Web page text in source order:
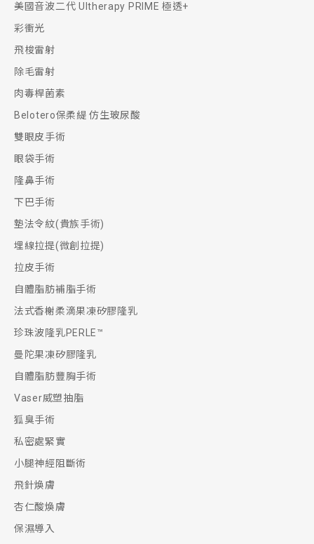
美國音波二代 Ultherapy PRIME 極透+
彩衝光
飛梭雷射
除毛雷射
肉毒桿菌素
Belotero保柔緹 仿生玻尿酸
雙眼皮手術
眼袋手術
隆鼻手術
下巴手術
墊法令紋(貴族手術)
埋線拉提(微創拉提)
拉皮手術
自體脂肪補脂手術
法式香榭柔滴果凍矽膠隆乳
珍珠波隆乳PERLE™
曼陀果凍矽膠隆乳
自體脂肪豐胸手術
Vaser威塑抽脂
狐臭手術
私密處緊實
小腿神經阻斷術
飛針煥膚
杏仁酸煥膚
保濕導入